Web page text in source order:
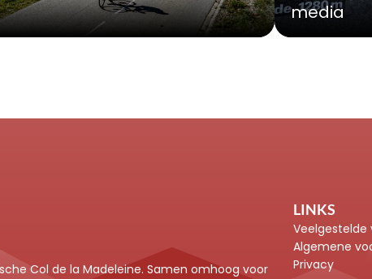
media
Col de la Madeleine. Samen omhoog voor
LINKS
Veelgestelde
Algemene
Privacy